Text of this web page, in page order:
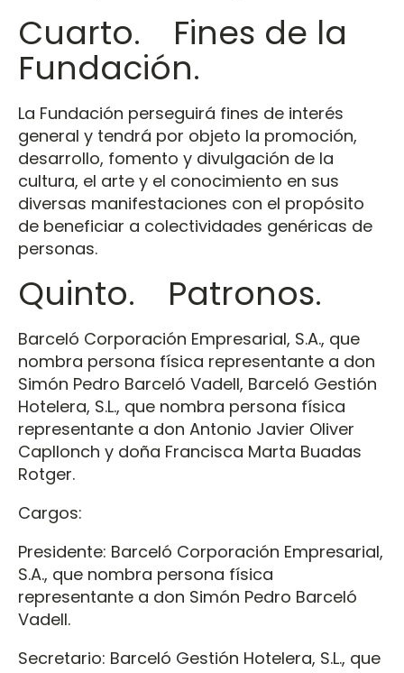
Cuarto. Fines de la
Fundación.
La Fundación perseguirá fines de interés
general y tendrá por objeto la promoción,
desarrollo, fomento y divulgación de la
cultura, el arte y el conocimiento en sus
diversas manifestaciones con el propósito
de beneficiar a colectividades genéricas de
personas.
Quinto. Patronos.
Barceló Corporación Empresarial, S.A., que
nombra persona física representante a don
Simón Pedro Barceló Vadell, Barceló Gestión
Hotelera, S.L., que nombra persona física
representante a don Antonio Javier Oliver
Capllonch y doña Francisca Marta Buadas
Rotger.
Cargos:
Presidente: Barceló Corporación Empresarial,
S.A., que nombra persona física
representante a don Simón Pedro Barceló
Vadell.
Secretario: Barceló Gestión Hotelera, S.L., que